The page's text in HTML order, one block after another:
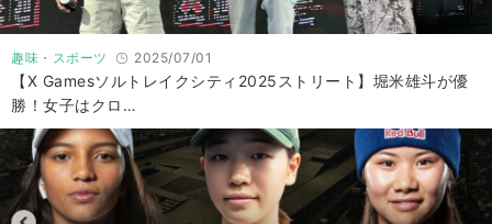
趣味・スポーツ 2025/07/01
【X Gamesソルトレイクシティ2025ストリート】堀米雄斗が優
勝！女子はクロ…